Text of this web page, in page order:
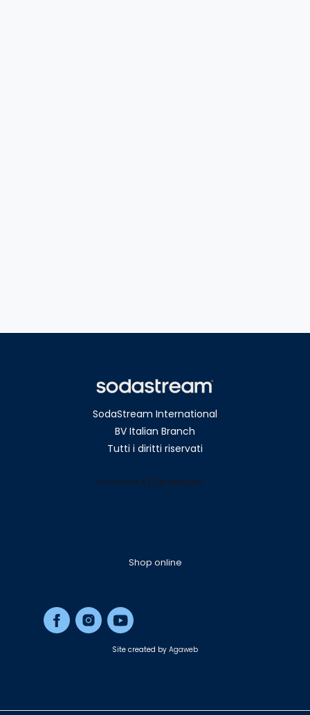
SodaStream International
BV Italian Branch
Tutti i diritti riservati
Shop online
Site created by Agaweb